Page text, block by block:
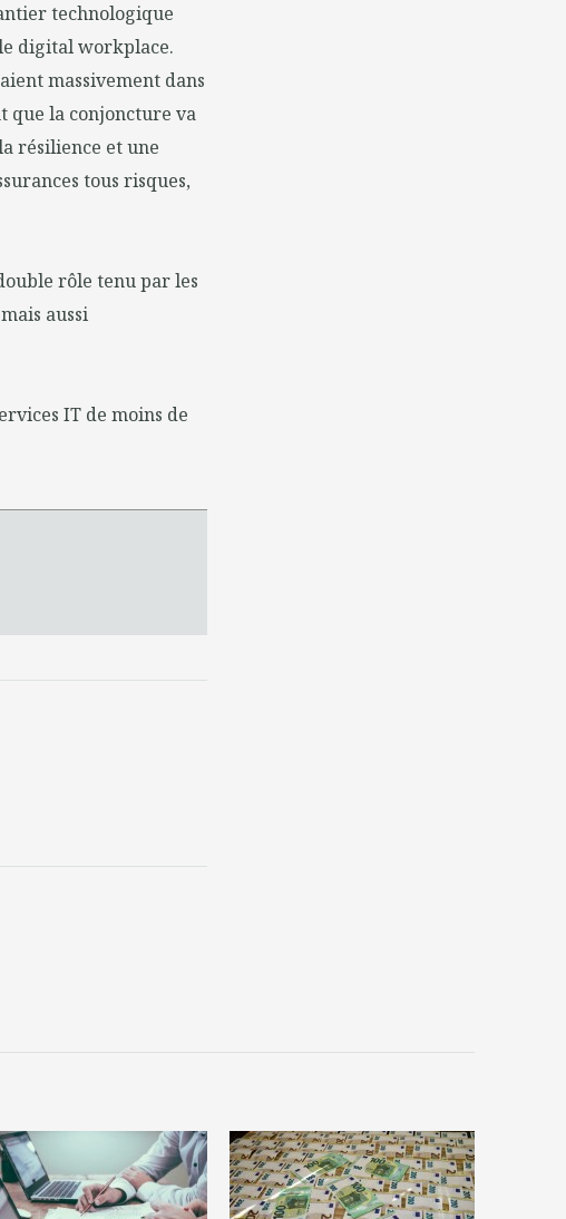
technologique
digital workplace.
massivement dans
que la conjoncture va
résilience et une
tous risques,
rôle tenu par les
aussi
IT de moins de